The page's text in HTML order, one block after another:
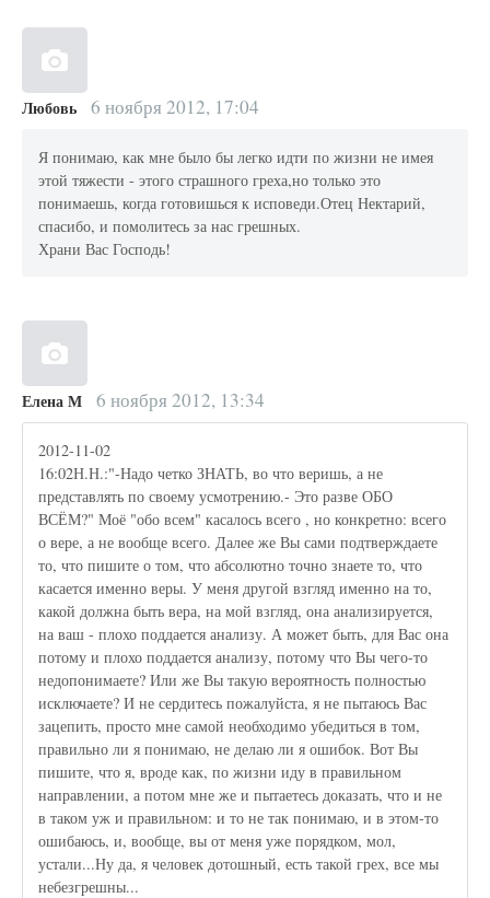
Любовь 6 ноября 2012, 17:04
Я понимаю, как мне было бы легко идти по жизни не имея
этой тяжести - этого страшного греха,но только это
понимаешь, когда готовишься к исповеди.Отец Нектарий,
спасибо, и помолитесь за нас грешных.
Храни Вас Господь!
Елена М 6 ноября 2012, 13:34
2012-11-02
16:02Н.Н.:"-Надо четко ЗНАТЬ, во что веришь, а не
представлять по своему усмотрению.- Это разве ОБО
ВСЁМ?" Моё "обо всем" касалось всего , но конкретно: всего
о вере, а не вообще всего. Далее же Вы сами подтверждаете
то, что пишите о том, что абсолютно точно знаете то, что
касается именно веры. У меня другой взгляд именно на то,
какой должна быть вера, на мой взгляд, она анализируется,
на ваш - плохо поддается анализу. А может быть, для Вас она
потому и плохо поддается анализу, потому что Вы чего-то
недопонимаете? Или же Вы такую вероятность полностью
исключаете? И не сердитесь пожалуйста, я не пытаюсь Вас
зацепить, просто мне самой необходимо убедиться в том,
правильно ли я понимаю, не делаю ли я ошибок. Вот Вы
пишите, что я, вроде как, по жизни иду в правильном
направлении, а потом мне же и пытаетесь доказать, что и не
в таком уж и правильном: и то не так понимаю, и в этом-то
ошибаюсь, и, вообще, вы от меня уже порядком, мол,
устали...Ну да, я человек дотошный, есть такой грех, все мы
небезгрешны...